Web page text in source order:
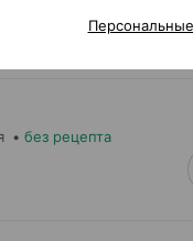
• без рецепта